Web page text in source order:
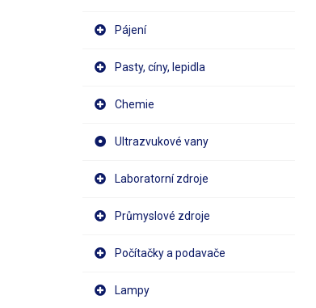
Pájení
Pasty, cíny, lepidla
Chemie
Ultrazvukové vany
Laboratorní zdroje
Průmyslové zdroje
Počítačky a podavače
Lampy